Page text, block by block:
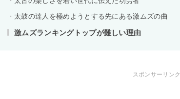
太鼓の達人を極めようとする先にある激ムズの曲
激ムズランキングトップが難しい理由
スポンサーリンク